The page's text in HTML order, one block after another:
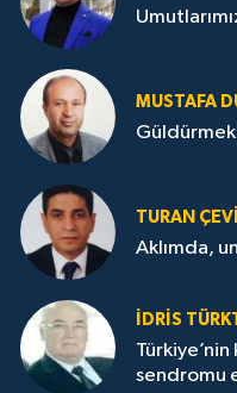
MUSTAFA
TURAN
Aklımda,
İDRİS
sendromu